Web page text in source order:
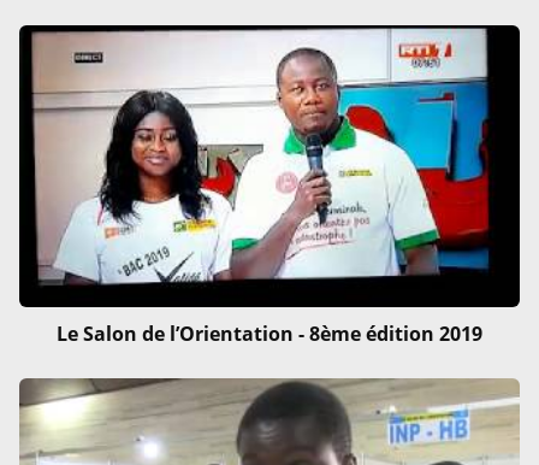
Le Salon de l’Orientation - 8ème édition 2019